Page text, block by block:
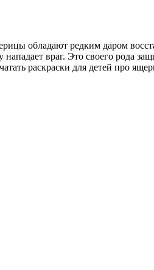
обладают редким даром
враг. Это своего рода
раскраски для детей про